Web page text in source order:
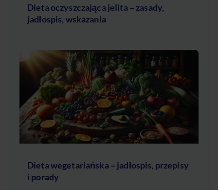
Dieta oczyszczająca jelita – zasady,
jadłospis, wskazania
Dieta wegetariańska – jadłospis, przepisy
i porady